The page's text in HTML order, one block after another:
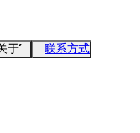
于 联系方式